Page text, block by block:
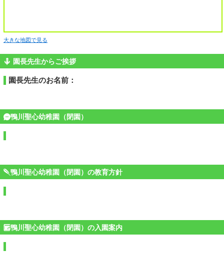
大きな地図で見る
園長先生からご挨拶
園長先生のお名前：
鴨川聖心幼稚園（閉園）
鴨川聖心幼稚園（閉園）の教育方針
鴨川聖心幼稚園（閉園）の入園案内